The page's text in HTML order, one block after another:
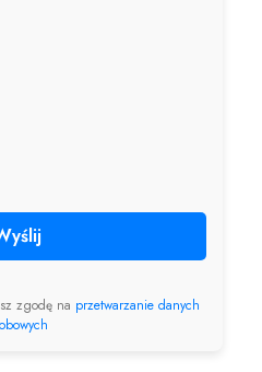
zgodę na przetwarzanie danych